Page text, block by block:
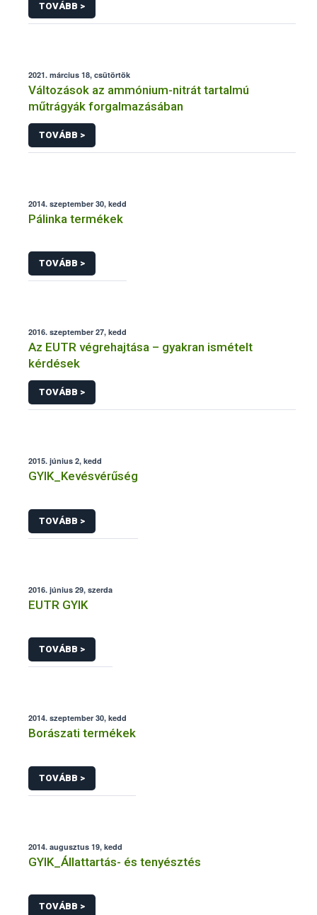
TOVÁBB >
2021. március 18, csütörtök
Változások az ammónium-nitrát tartalmú
műtrágyák forgalmazásában
TOVÁBB >
2014. szeptember 30, kedd
Pálinka termékek
TOVÁBB >
2016. szeptember 27, kedd
Az EUTR végrehajtása – gyakran ismételt
kérdések
TOVÁBB >
2015. június 2, kedd
GYIK_Kevésvérűség
TOVÁBB >
2016. június 29, szerda
EUTR GYIK
TOVÁBB >
2014. szeptember 30, kedd
Borászati termékek
TOVÁBB >
2014. augusztus 19, kedd
GYIK_Állattartás- és tenyésztés
TOVÁBB >